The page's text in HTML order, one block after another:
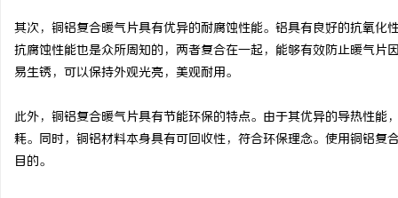
其次，铜铝复合暖气片具有优异的耐腐蚀性能。铝具有良好的抗氧
抗腐蚀性能也是众所周知的，两者复合在一起，能够有效防止暖气
易生锈，可以保持外观光亮，美观耐用。
此外，铜铝复合暖气片具有节能环保的特点。由于其优异的导热性
耗。同时，铜铝材料本身具有可回收性，符合环保理念。使用铜铝
目的。